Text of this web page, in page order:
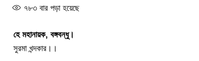
৭৮৩ বার পড়া হয়েছে
হে মহানায়ক, বঙ্গবন্ধু।
সুরমা খন্দকার।।